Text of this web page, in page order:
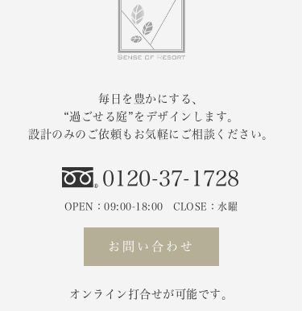
毎日を豊かにする、
“過ごせる庭”をデザインします。
設計のみのご依頼もお気軽にご相談ください。
0120-37-1728
OPEN：09:00-18:00 CLOSE：水曜
お問い合わせ
オンライン打合せが可能です。